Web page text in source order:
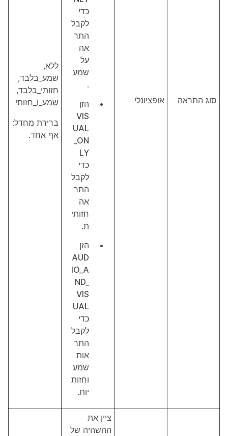
סוג התראה אופציונלי
כדי
לקבל
התר
אה
על
שמע
.
הזן
VIS
UAL
_ON
LY
כדי
לקבל
התר
אה
חזותי
ת.
הזן
AUD
IO_A
ND_
VIS
UAL
כדי
לקבל
התר
אות
שמע
וחזות
יות.
ללא,
שמע_בלבד,
חזותי_בלבד,
שמע_ו_חזותי
ברירת מחדל:
אף אחד.
ציין את
ההשהיה של